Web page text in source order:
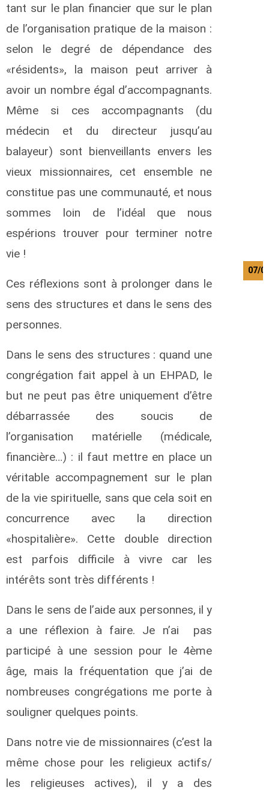
tant sur le plan financier que sur le plan
de l’organisation pratique de la maison :
selon le degré de dépendance des
«résidents», la maison peut arriver à
avoir un nombre égal d’accompagnants.
Même si ces accompagnants (du
médecin et du directeur jusqu’au
balayeur) sont bienveillants envers les
vieux missionnaires, cet ensemble ne
constitue pas une communauté, et nous
sommes loin de l’idéal que nous
espérions trouver pour terminer notre
vie !
Ces réflexions sont à prolonger dans le
sens des structures et dans le sens des
personnes.
Dans le sens des structures : quand une
congrégation fait appel à un EHPAD, le
but ne peut pas être uniquement d’être
débarrassée des soucis de
l’organisation matérielle (médicale,
financière…) : il faut mettre en place un
véritable accompagnement sur le plan
de la vie spirituelle, sans que cela soit en
concurrence avec la direction
«hospitalière». Cette double direction
est parfois difficile à vivre car les
intérêts sont très différents !
Dans le sens de l’aide aux personnes, il y
a une réflexion à faire. Je n’ai pas
participé à une session pour le 4ème
âge, mais la fréquentation que j’ai de
nombreuses congrégations me porte à
souligner quelques points.
Dans notre vie de missionnaires (c’est la
même chose pour les religieux actifs/
les religieuses actives), il y a des
07/